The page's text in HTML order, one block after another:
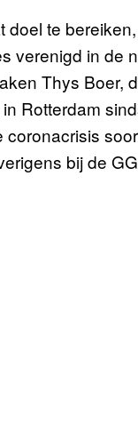
doel te
verenigd in de
Thys Boer,
Rotterdam
bij de